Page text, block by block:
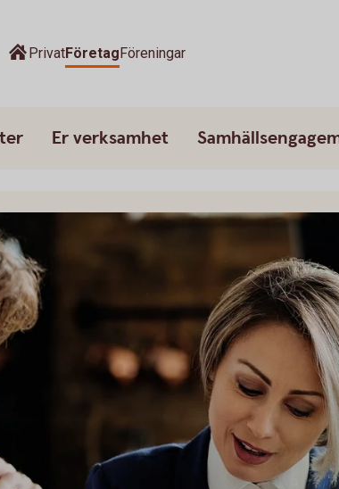
PrivatFöretagFöreningar
Er verksamhet